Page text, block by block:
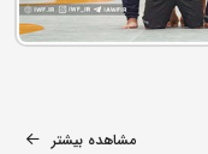
مشاهده بیشتر